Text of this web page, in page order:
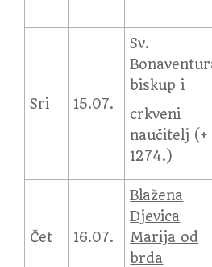
Sri 15.07.
Sv.
biskup i
crkveni
naučitelj (+
1274.)
Čet 16.07.
Blažena
Djevica
Marija od
brda